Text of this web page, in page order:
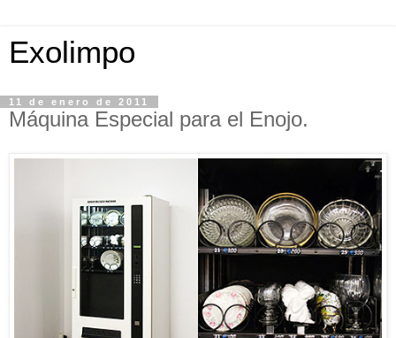
Exolimpo
11 de enero de 2011
Máquina Especial para el Enojo.